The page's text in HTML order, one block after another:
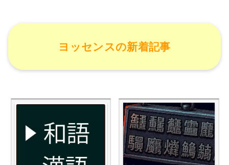
ヨッセンスの新着記事